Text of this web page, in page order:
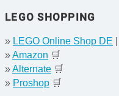
LEGO SHOPPING
» LEGO Online Shop DE
»Amazon 🛒
»Alternate🛒
» Proshop🛒